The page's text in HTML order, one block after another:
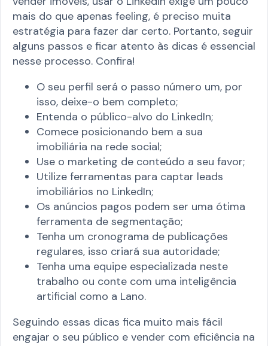
mais do que apenas feeling, é preciso muita
estratégia para fazer dar certo. Portanto, seguir
alguns passos e ficar atento às dicas é essencial
nesse processo. Confira!
O seu perfil será o passo número um, por
isso, deixe-o bem completo;
Entenda o público-alvo do LinkedIn;
Comece posicionando bem a sua
imobiliária na rede social;
Use o marketing de conteúdo a seu favor;
Utilize ferramentas para captar leads
imobiliários no LinkedIn;
Os anúncios pagos podem ser uma ótima
ferramenta de segmentação;
Tenha um cronograma de publicações
regulares, isso criará sua autoridade;
Tenha uma equipe especializada neste
trabalho ou conte com uma inteligência
artificial como a Lano.
Seguindo essas dicas fica muito mais fácil
engajar o seu público e vender com eficiência na